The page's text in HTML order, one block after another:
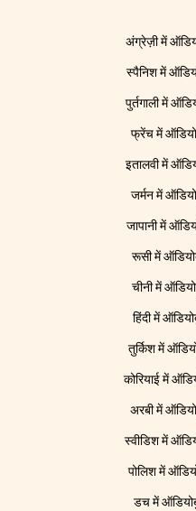
अंग्रेज़ी में
स्पैनिश में
पुर्तगाली में
फ्रेंच में
इतालवी में
जर्मन में
जापानी में
रूसी में
चीनी में
हिंदी में
तुर्किश में
कोरियाई में
अरबी में
स्वीडिश में
पोलिश में
डच में